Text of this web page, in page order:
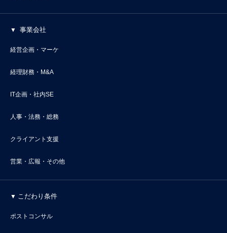
事業会社
経営企画・マーケ
経理財務・M&A
IT企画・社内SE
人事・法務・総務
クライアント支援
営業・広報・その他
こだわり条件
ポストコンサル